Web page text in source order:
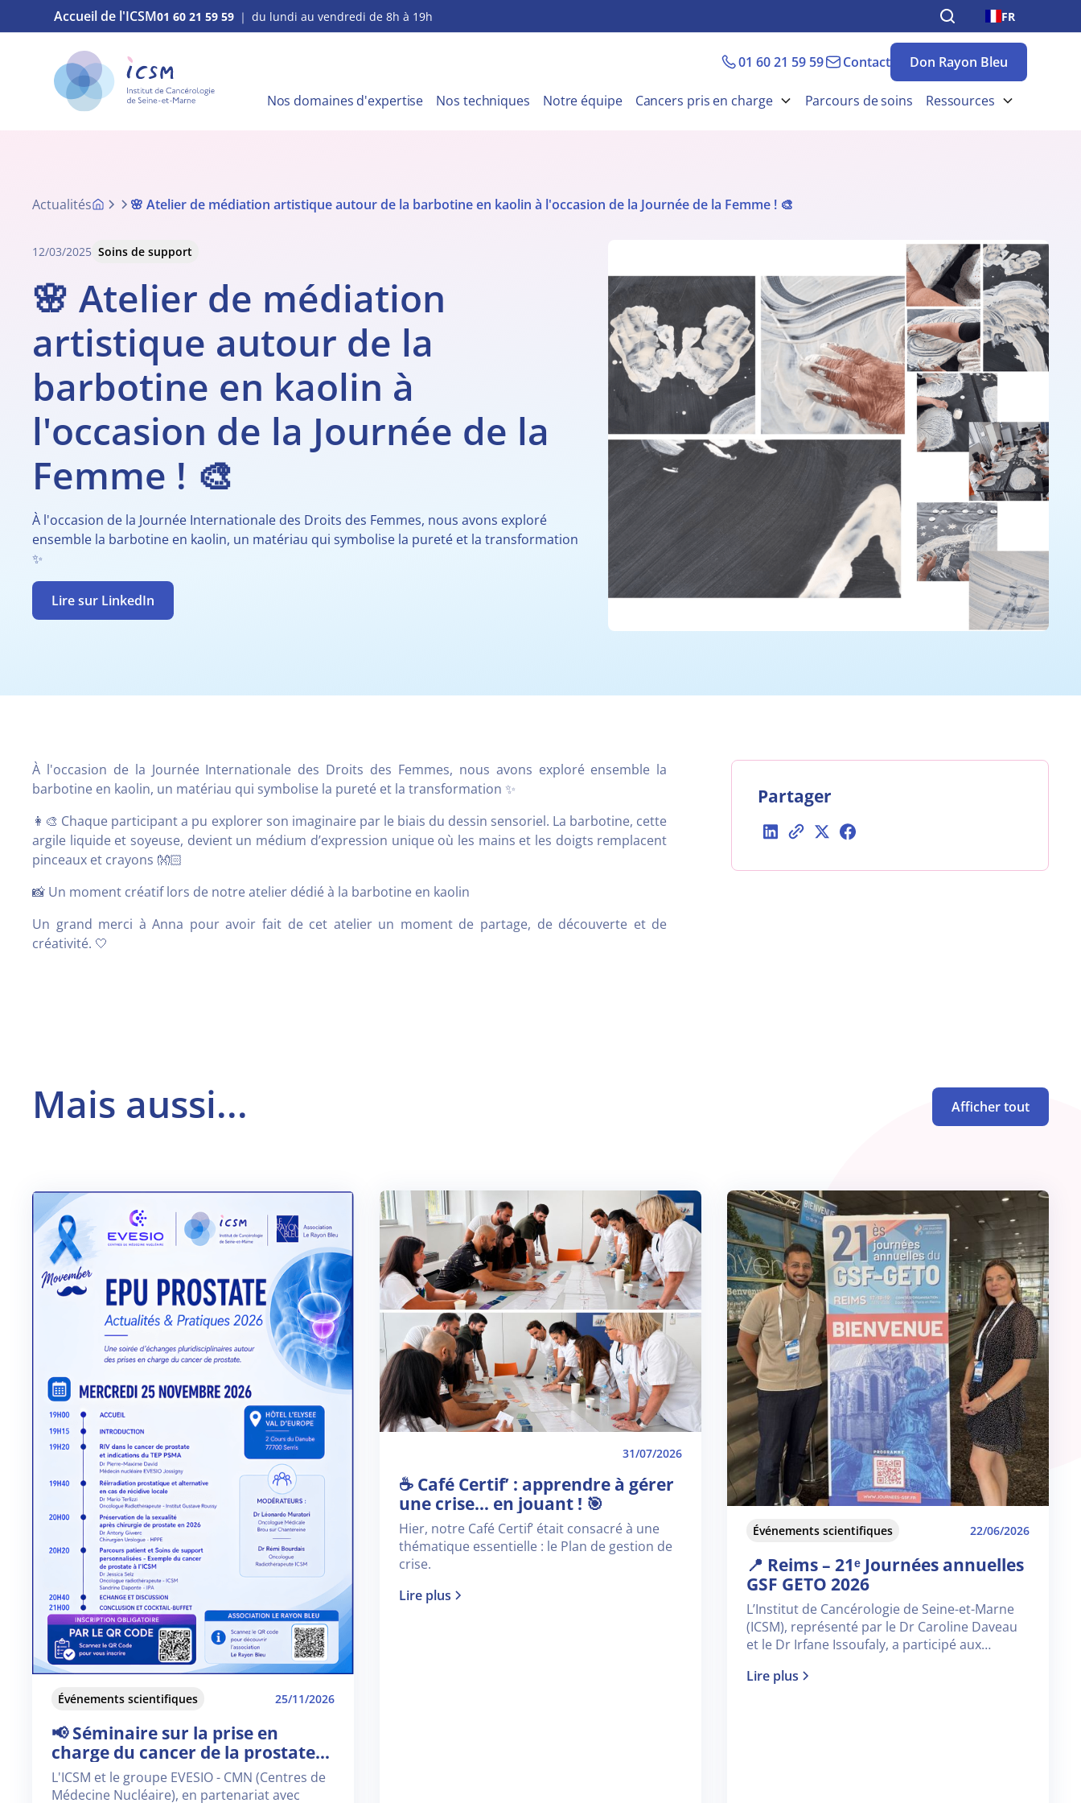
Accueil de l'ICSM01 60 21 59 59 ｜ du lundi au vendredi de 8h à 19h FR
Nos domaines d'expertise Nos techniques Notre équipe Cancers pris en charge Parcours de soins Ressources
01 60 21 59 59 Contact Don Rayon Bleu
Actualités 🌸 Atelier de médiation artistique autour de la barbotine en kaolin à l'occasion de la Journée de la Femme ! 🎨
Soins de support
12/03/2025
🌸 Atelier de médiation
artistique autour de la
barbotine en kaolin à
l'occasion de la Journée de la
Femme ! 🎨
À l'occasion de la Journée Internationale des Droits des Femmes, nous avons exploré
ensemble la barbotine en kaolin, un matériau qui symbolise la pureté et la transformation
✨
Lire sur LinkedIn
À l'occasion de la Journée Internationale des Droits des Femmes, nous avons exploré ensemble la
barbotine en kaolin, un matériau qui symbolise la pureté et la transformation ✨
👩🎨 Chaque participant a pu explorer son imaginaire par le biais du dessin sensoriel. La barbotine, cette
argile liquide et soyeuse, devient un médium d’expression unique où les mains et les doigts remplacent
pinceaux et crayons 👐🏻
📸 Un moment créatif lors de notre atelier dédié à la barbotine en kaolin
Un grand merci à Anna pour avoir fait de cet atelier un moment de partage, de découverte et de
créativité. 🤍
Partager
Mais aussi... Afficher tout
Événements scientifiques 25/11/2026
📢 Séminaire sur la prise en
charge du cancer de la prostate
dans le cadre de Movember 🎗️
L'ICSM et le groupe EVESIO - CMN (Centres de
Médecine Nucléaire), en partenariat avec
31/07/2026
☕ Café Certif’ : apprendre à gérer
une crise… en jouant ! 🎯
Hier, notre Café Certif’ était consacré à une
thématique essentielle : le Plan de gestion de
crise.
Lire plus
Événements scientifiques 22/06/2026
📍 Reims – 21ᵉ Journées annuelles
GSF GETO 2026
L’Institut de Cancérologie de Seine-et-Marne
(ICSM), représenté par le Dr Caroline Daveau
et le Dr Irfane Issoufaly, a participé aux
sont tenues à Reims du 17 au 19 juin 2026.
Lire plus